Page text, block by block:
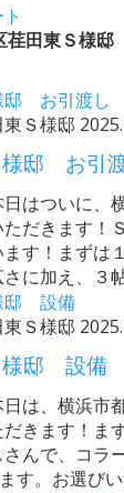
荏田東Ｓ様邸
東Ｓ様邸
様邸 お引
はついに、
だきます！
す！まずは
に加え、３
東Ｓ様邸
様邸 設備
は、横浜市
きます！ま
んで、コラ
す。お選び